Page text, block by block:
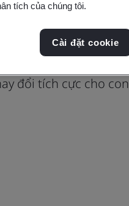
và thế giới
đổi tích cực cho con
tích của chúng tôi.
Cài đặt cookie